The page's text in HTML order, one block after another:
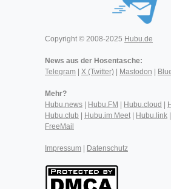
Copyright © 2008-2025 Hubu.de
News aus der Hosentasche:
Telegram
X (Twitter) Mastodon
Mehr?
Hubu.news
Hubu.FM Hubu.cloud
Hubu.club
Hubu.im Meet| Hubu.link
FreeMail
Impressum Datenschutz